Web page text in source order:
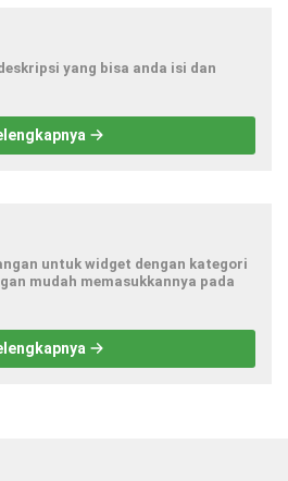
yang bisa anda isi dan
untuk widget dengan kategori
mudah memasukkannya pada